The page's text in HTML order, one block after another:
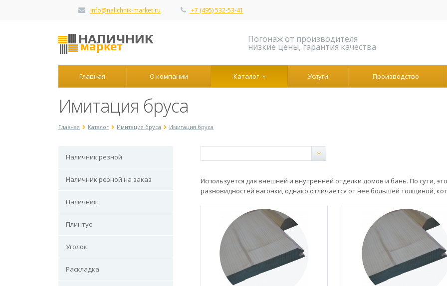
info@nalichnik-market.ru +7 (495) 532-53-41
Погонаж от производителя
низкие цены, гарантия качества
Главная О компании Каталог Услуги Производство
Имитация бруса
Главная Каталог Имитация бруса Имитация бруса
Наличник резной
Наличник резной на заказ
Наличник
Плинтус
Уголок
Раскладка
Используется для внешней и внутренней отделки домов и бань. По сути,
разновидностей вагонки, однако отличается от нее большей толщиной,